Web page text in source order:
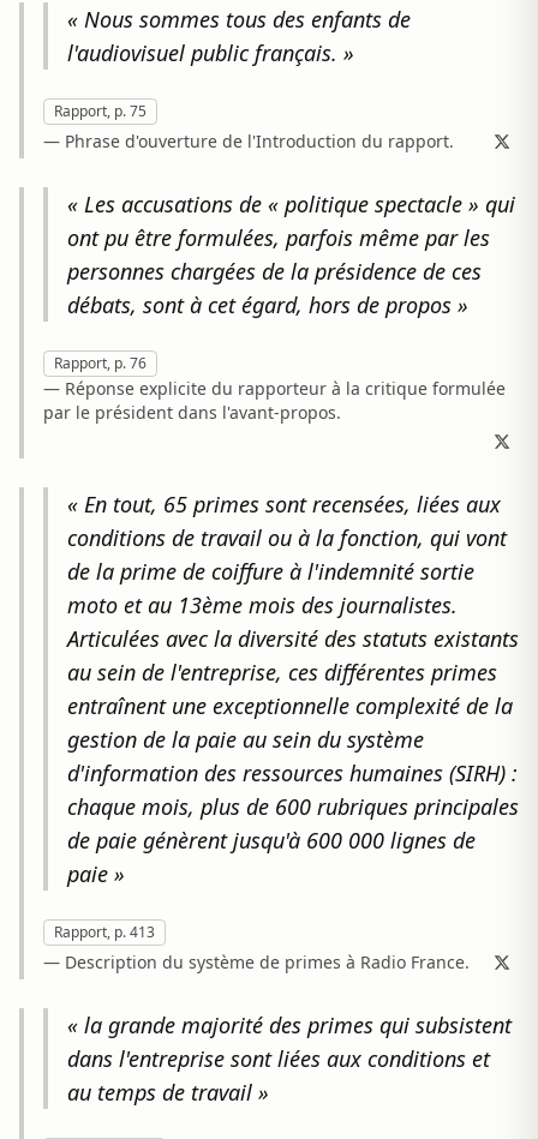
« Nous sommes tous des enfants de
l'audiovisuel public français. »
Rapport, p. 75
— Phrase d'ouverture de l'Introduction du rapport.
« Les accusations de « politique spectacle » qui
ont pu être formulées, parfois même par les
personnes chargées de la présidence de ces
débats, sont à cet égard, hors de propos »
Rapport, p. 76
— Réponse explicite du rapporteur à la critique formulée
par le président dans l'avant-propos.
« En tout, 65 primes sont recensées, liées aux
conditions de travail ou à la fonction, qui vont
de la prime de coiffure à l'indemnité sortie
moto et au 13ème mois des journalistes.
Articulées avec la diversité des statuts existants
au sein de l'entreprise, ces différentes primes
entraînent une exceptionnelle complexité de la
gestion de la paie au sein du système
d'information des ressources humaines (SIRH) :
chaque mois, plus de 600 rubriques principales
de paie génèrent jusqu'à 600 000 lignes de
paie »
Rapport, p. 413
— Description du système de primes à Radio France.
« la grande majorité des primes qui subsistent
dans l'entreprise sont liées aux conditions et
au temps de travail »